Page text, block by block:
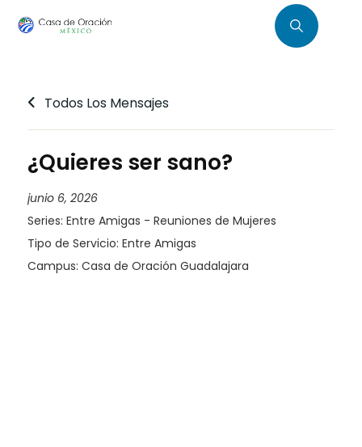
Todos Los Mensajes
¿Quieres ser sano?
junio 6, 2026
Series: Entre Amigas - Reuniones de Mujeres
Tipo de Servicio: Entre Amigas
Campus: Casa de Oración Guadalajara